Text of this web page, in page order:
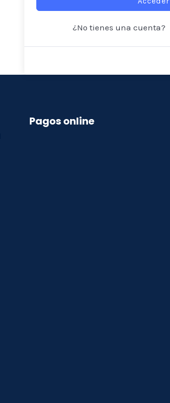
¿No tienes una cuenta?
Pagos online